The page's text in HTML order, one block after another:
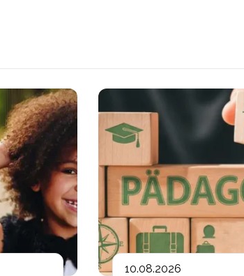
events/lern-und-freizeitbetreuerin-fuer-
Link zu https://www.plativio.at/
10.08.2026